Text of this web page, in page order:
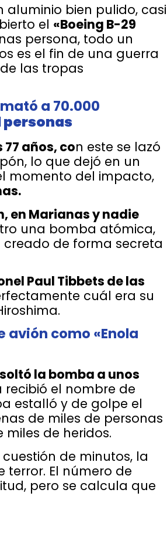
aluminio bien pulido, casi
el «Boeing B-29
persona, todo un
es el fin de una guerra
las tropas
a 70.000
personas
años, con este se lazó
lo que dejó en un
momento del impacto,
en Marianas y nadie
una bomba atómica,
de forma secreta
Paul Tibbets de las
cuál era su
avión como «Enola
soltó la bomba a unos
recibió el nombre de
estalló y de golpe el
de miles de personas
de heridos.
de minutos, la
El número de
pero se calcula que